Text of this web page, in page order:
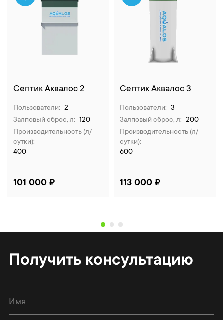
Септик Аквалос 2
Пользователи: 2
Залповый сброс, л: 120
Производительность (л/
сутки):
400
101 000 ₽
Септик Аквалос 3
Пользователи: 3
Залповый сброс, л: 200
Производительность (л/
сутки):
600
113 000 ₽
Получить консультацию